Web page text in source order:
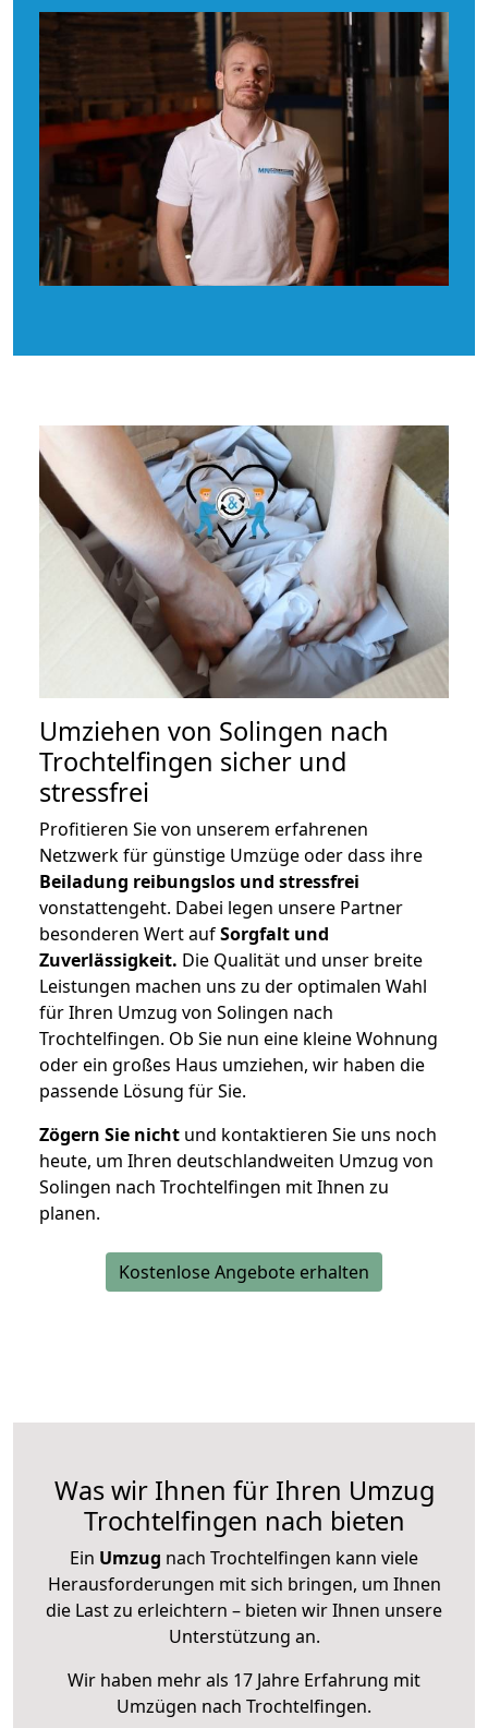
Umziehen von Solingen nach
Trochtelfingen sicher und
stressfrei
Profitieren Sie von unserem erfahrenen
Netzwerk für günstige Umzüge oder dass ihre
Beiladung reibungslos und stressfrei
vonstattengeht. Dabei legen unsere Partner
besonderen Wert aufSorgfalt und
Zuverlässigkeit. Die Qualität und unser breite
Leistungen machen uns zu der optimalen Wahl
für Ihren Umzug von Solingen nach
Trochtelfingen. Ob Sie nun eine kleine Wohnung
oder ein großes Haus umziehen, wir haben die
passende Lösung für Sie.
Zögern Sie nicht und kontaktieren Sie uns noch
heute, um Ihren deutschlandweiten Umzug von
Solingen nach Trochtelfingen mit Ihnen zu
planen.
Kostenlose Angebote erhalten
Was wir Ihnen für Ihren Umzug
Trochtelfingen nach bieten
Ein Umzug nach Trochtelfingen kann viele
Herausforderungen mit sich bringen, um Ihnen
die Last zu erleichtern – bieten wir Ihnen unsere
Unterstützung an.
Wir haben mehr als 17 Jahre Erfahrung mit
Umzügen nach Trochtelfingen.